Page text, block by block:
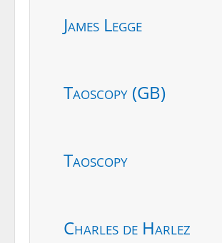
James Legge
Taoscopy (GB)
Taoscopy
Charles de Harlez